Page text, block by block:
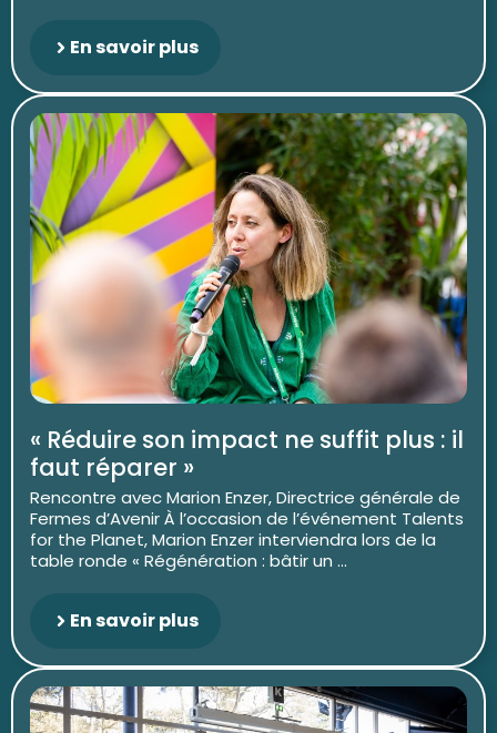
En savoir plus
« Réduire son impact ne suffit plus : il
faut réparer »
Rencontre avec Marion Enzer, Directrice générale de
Fermes d’Avenir À l’occasion de l’événement Talents
for the Planet, Marion Enzer interviendra lors de la
table ronde « Régénération : bâtir un ...
En savoir plus